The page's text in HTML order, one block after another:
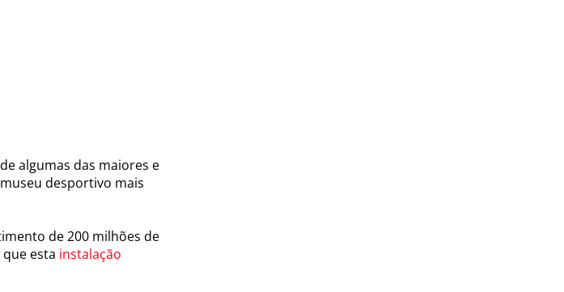
algumas das maiores e
desportivo mais
de 200 milhões de
esta instalação